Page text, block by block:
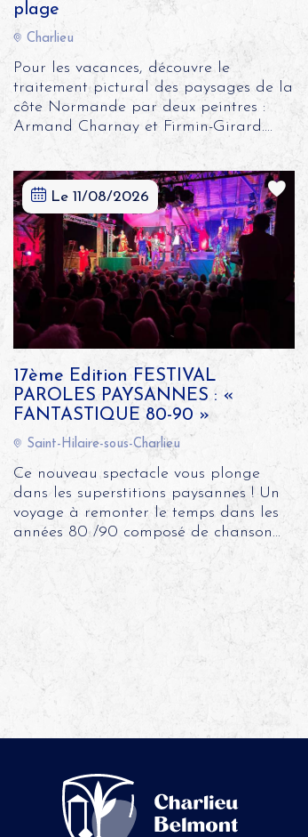
plage
Charlieu
Pour les vacances, découvre le
traitement pictural des paysages de la
côte Normande par deux peintres :
Armand Charnay et Firmin-Girard....
17ème Edition FESTIVAL
PAROLES PAYSANNES : «
FANTASTIQUE 80-90 »
Le 11/08/2026
Saint-Hilaire-sous-Charlieu
Ce nouveau spectacle vous plonge
dans les superstitions paysannes ! Un
voyage à remonter le temps dans les
années 80 /90 composé de chanson...